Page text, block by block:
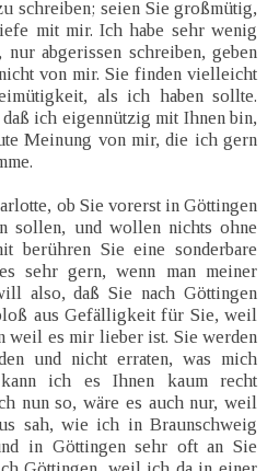
schreiben; seien Sie großmütig,
mit mir. Ich habe sehr wenig
abgerissen schreiben, geben
von mir. Sie finden vielleicht
als ich haben sollte.
ich eigennützig mit Ihnen bin,
Meinung von mir, die ich gern
ob Sie vorerst in Göttingen
sollen, und wollen nichts ohne
berühren Sie eine sonderbare
sehr gern, wenn man meiner
also, daß Sie nach Göttingen
aus Gefälligkeit für Sie, weil
weil es mir lieber ist. Sie werden
und nicht erraten, was mich
ich es Ihnen kaum recht
nun so, wäre es auch nur, weil
sah, wie ich in Braunschweig
in Göttingen sehr oft an Sie